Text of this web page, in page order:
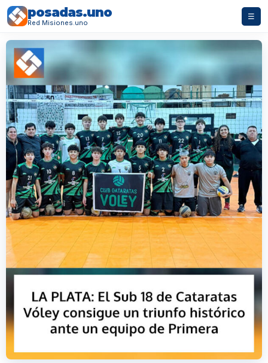
posadas.uno
Red Misiones.uno
☰